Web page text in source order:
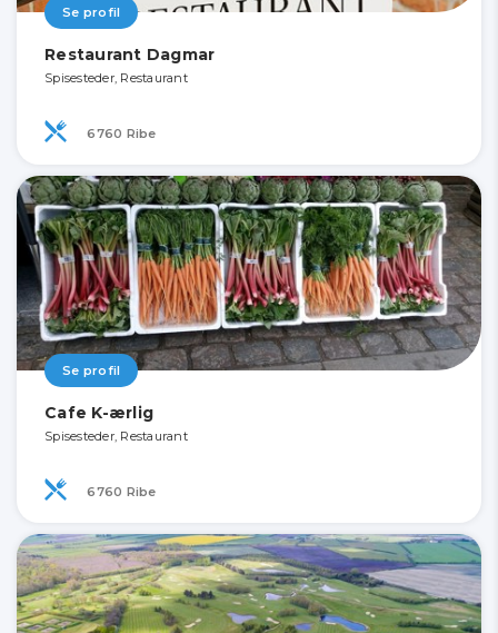
Se profil
Restaurant Dagmar
Spisesteder, Restaurant
6760 Ribe
Se profil
Cafe K-ærlig
Spisesteder, Restaurant
6760 Ribe